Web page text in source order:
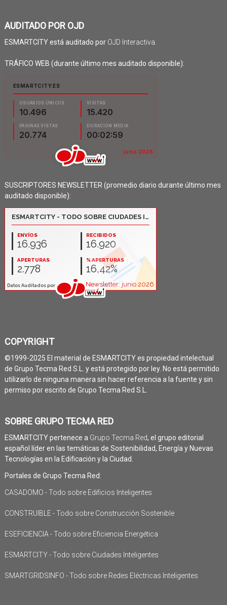
AUDITADO POR OJD
ESMARTCITY está auditado por OJD Interactiva
TRÁFICO WEB (durante último mes auditado disponible):
SUSCRIPTORES NEWSLETTER (promedio diario durante último mes
auditado disponible):
COPYRIGHT
©1999-2025 El material de ESMARTCITY es propiedad intelectual
de Grupo Tecma Red S.L. y está protegido por ley. No está permitido
utilizarlo de ninguna manera sin hacer referencia a la fuente y sin
permiso por escrito de Grupo Tecma Red S.L.
SOBRE GRUPO TECMA RED
ESMARTCITY pertenece a Grupo Tecma Red, el grupo editorial
español líder en las temáticas de Sostenibilidad, Energía y Nuevas
Tecnologías en la Edificación y la Ciudad.
Portales de Grupo Tecma Red:
CASADOMO - Todo sobre Edificios Inteligentes
CONSTRUIBLE - Todo sobre Construcción Sostenible
ESEFICIENCIA - Todo sobre Eficiencia Energética
ESMARTCITY - Todo sobre Ciudades Inteligentes
SMARTGRIDSINFO - Todo sobre Redes Eléctricas Inteligentes